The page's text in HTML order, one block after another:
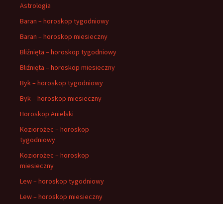
Astrologia
Baran – horoskop tygodniowy
Baran – horoskop miesieczny
Bliźnięta – horoskop tygodniowy
Bliźnięta – horoskop miesieczny
Byk – horoskop tygodniowy
Byk – horoskop miesieczny
Horoskop Anielski
Koziorożec – horoskop
tygodniowy
Koziorożec – horoskop
miesieczny
Lew – horoskop tygodniowy
Lew – horoskop miesieczny